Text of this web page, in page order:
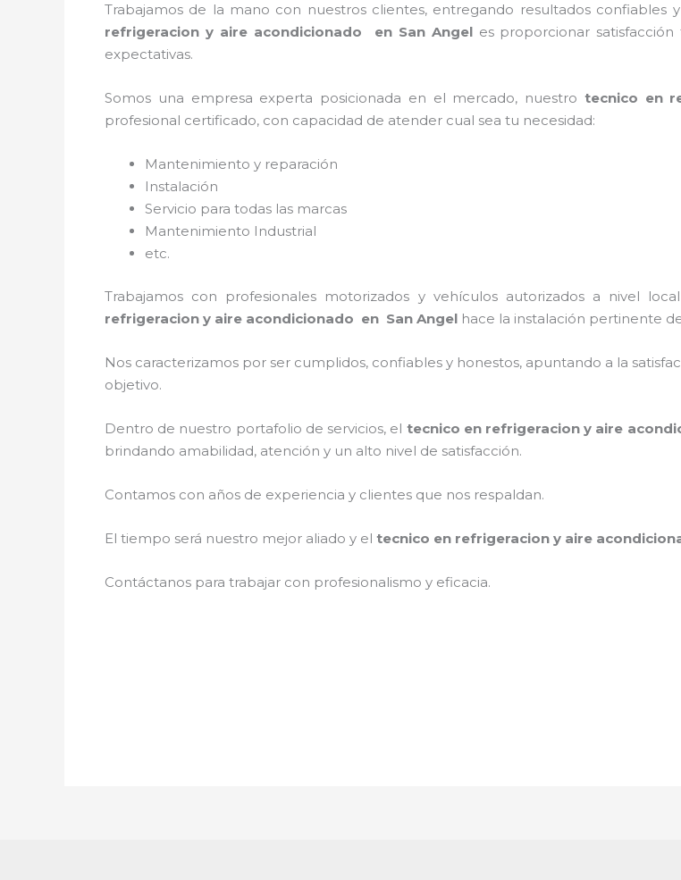
Trabajamos de la mano con nuestros clientes, entregando resultados
refrigeracion y aire acondicionado en San Angel es proporcionar
expectativas.
Somos una empresa experta posicionada en el mercado, nuestro tecnico en
profesional certificado, con capacidad de atender cual sea tu necesidad:
Mantenimiento y reparación
Instalación
Servicio para todas las marcas
Mantenimiento Industrial
etc.
Trabajamos con profesionales motorizados y vehículos autorizados a nivel
refrigeracion y aire acondicionado en San Angel hace la instalación pertinente
Nos caracterizamos por ser cumplidos, confiables y honestos, apuntando a la
objetivo.
Dentro de nuestro portafolio de servicios, el tecnico en refrigeracion y aire
brindando amabilidad, atención y un alto nivel de satisfacción.
Contamos con años de experiencia y clientes que nos respaldan.
El tiempo será nuestro mejor aliado y el tecnico en refrigeracion y aire
Contáctanos para trabajar con profesionalismo y eficacia.